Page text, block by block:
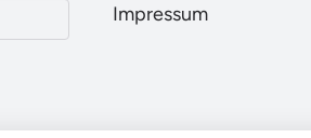
Impressum